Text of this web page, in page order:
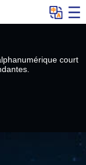
court